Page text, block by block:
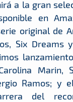
a la gran
en
original de
Six Dreams
Marin,
Ramos; y
del